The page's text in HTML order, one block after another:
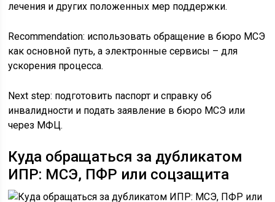
лечения и других положенных мер поддержки.
Recommendation: использовать обращение в бюро МСЭ
как основной путь, а электронные сервисы – для
ускорения процесса.
Next step: подготовить паспорт и справку об
инвалидности и подать заявление в бюро МСЭ или
через МФЦ.
Куда обращаться за дубликатом
ИПР: МСЭ, ПФР или соцзащита